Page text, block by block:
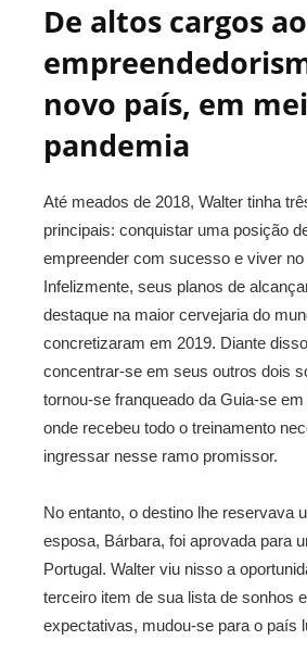
De altos cargos ao
novo país, em
pandemia
Até meados de 2018, Walter tinha
principais: conquistar uma posição
empreender com sucesso e viver no
Infelizmente, seus planos de
destaque na maior cervejaria do
concretizaram em 2019. Diante
concentrar-se em seus outros dois
tornou-se franqueado da Guia-se
onde recebeu todo o treinamento
ingressar nesse ramo promissor.
No entanto, o destino lhe reservava
esposa, Bárbara, foi aprovada para
Portugal. Walter viu nisso a
terceiro item de sua lista de sonhos
expectativas, mudou-se para o país